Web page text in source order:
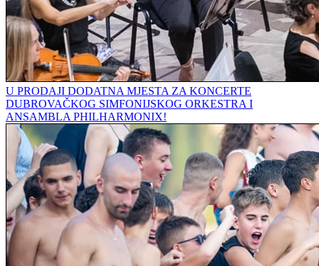
U PRODAJI DODATNA MJESTA ZA KONCERTE
DUBROVAČKOG SIMFONIJSKOG ORKESTRA I
ANSAMBLA PHILHARMONIX!